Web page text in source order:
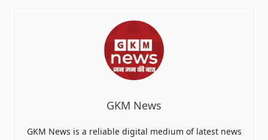
GKM News
GKM News is a reliable digital medium of latest news